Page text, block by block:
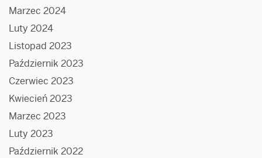
Marzec 2024
Luty 2024
Listopad 2023
Październik 2023
Czerwiec 2023
Kwiecień 2023
Marzec 2023
Luty 2023
Październik 2022